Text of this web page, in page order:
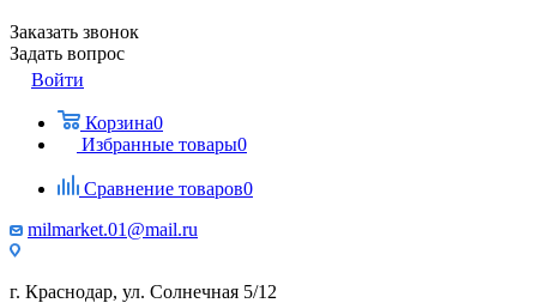
Заказать звонок
Задать вопрос
Войти
Корзина0
Избранные товары0
Сравнение товаров0
milmarket.01@mail.ru
г. Краснодар, ул. Солнечная 5/12